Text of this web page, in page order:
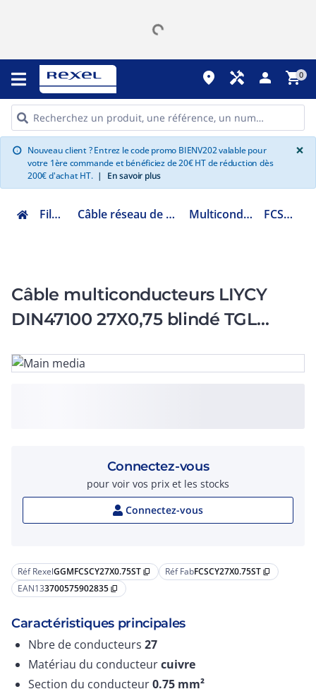
place handyman person shopping_cart0
info Nouveau client ? Entrez le code promo BIENV202 valable pour
votre 1ère commande et bénéficiez de 20€ HT de réduction dès
200€ d'achat HT. | En savoir plus
×
Fils et Câbles Câble réseau de transmission et de liaison Multiconducteur LIYY LIYCY FCSCY27X0.75ST
Câble multiconducteurs LIYCY
DIN47100 27X0,75 blindé TGL
Réf RexelGGMFCSCY27X0.75ST content_copy Réf FabFCSCY27X0.75ST content_copy
EAN133700575902835 content_copy
Caractéristiques principales
Nbre de conducteurs 27
Matériau du conducteurcuivre
Section du conducteur0.75 mm²
Connectez-vous
pour voir vos prix et les stocks
Connectez-vous